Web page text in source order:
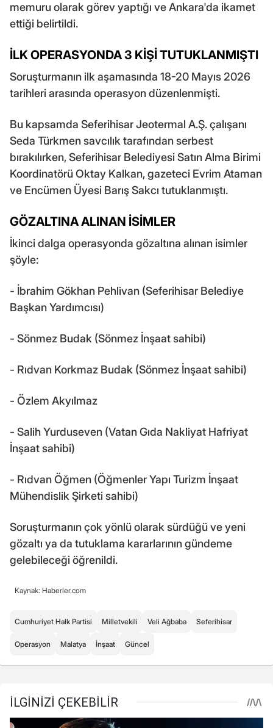
memuru olarak görev yaptığı ve Ankara'da ikamet
ettiği belirtildi.
İLK OPERASYONDA 3 KİŞİ TUTUKLANMIŞTI
Soruşturmanın ilk aşamasında 18-20 Mayıs 2026
tarihleri arasında operasyon düzenlenmişti.
Bu kapsamda Seferihisar Jeotermal A.Ş. çalışanı
Seda Türkmen savcılık tarafından serbest
bırakılırken, Seferihisar Belediyesi Satın Alma Birimi
Koordinatörü Oktay Kalkan, gazeteci Evrim Ataman
ve Encümen Üyesi Barış Sakcı tutuklanmıştı.
GÖZALTINA ALINAN İSİMLER
İkinci dalga operasyonda gözaltına alınan isimler
şöyle:
- İbrahim Gökhan Pehlivan (Seferihisar Belediye
Başkan Yardımcısı)
- Sönmez Budak (Sönmez İnşaat sahibi)
- Rıdvan Korkmaz Budak (Sönmez İnşaat sahibi)
- Özlem Akyılmaz
- Salih Yurduseven (Vatan Gıda Nakliyat Hafriyat
İnşaat sahibi)
- Rıdvan Öğmen (Öğmenler Yapı Turizm İnşaat
Mühendislik Şirketi sahibi)
Soruşturmanın çok yönlü olarak sürdüğü ve yeni
gözaltı ya da tutuklama kararlarının gündeme
gelebileceği öğrenildi.
Kaynak: Haberler.com
Cumhuriyet Halk Partisi Milletvekili Veli Ağbaba Seferihisar
Operasyon Malatya İnşaat Güncel